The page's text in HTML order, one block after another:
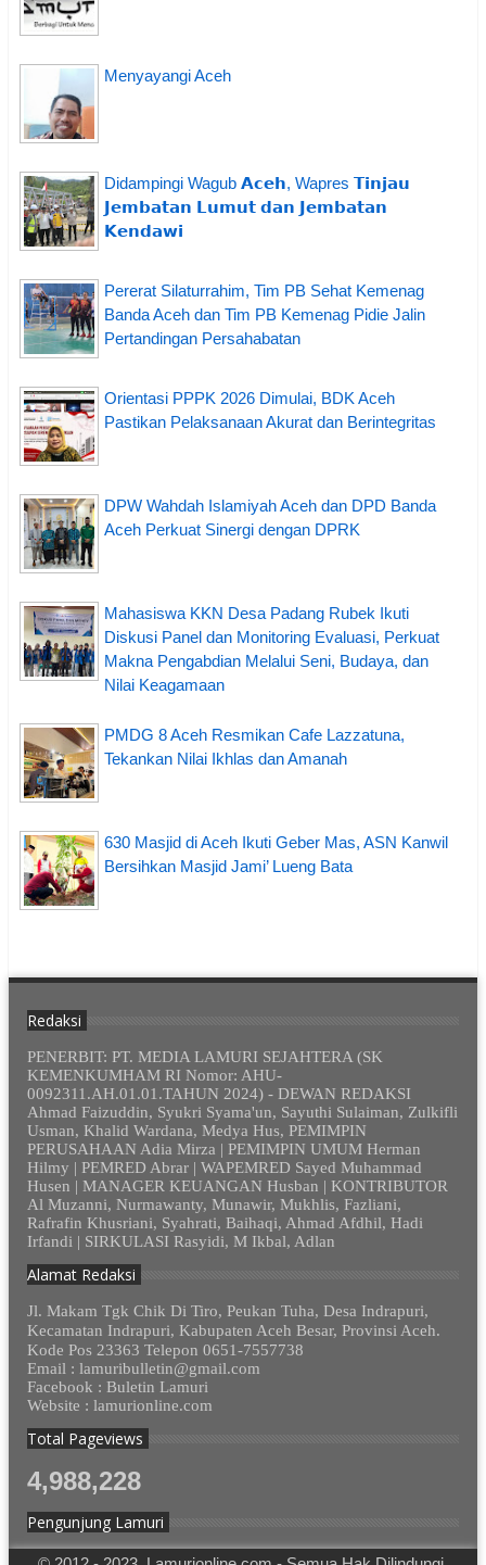
Menyayangi Aceh
Didampingi Wagub 𝗔𝗰𝗲𝗵, Wapres 𝗧𝗶𝗻𝗷𝗮𝘂
𝗝𝗲𝗺𝗯𝗮𝘁𝗮𝗻 𝗟𝘂𝗺𝘂𝘁 𝗱𝗮𝗻 𝗝𝗲𝗺𝗯𝗮𝘁𝗮𝗻
𝗞𝗲𝗻𝗱𝗮𝘄𝗶
Pererat Silaturrahim, Tim PB Sehat Kemenag
Banda Aceh dan Tim PB Kemenag Pidie Jalin
Pertandingan Persahabatan
Orientasi PPPK 2026 Dimulai, BDK Aceh
Pastikan Pelaksanaan Akurat dan Berintegritas
DPW Wahdah Islamiyah Aceh dan DPD Banda
Aceh Perkuat Sinergi dengan DPRK
Mahasiswa KKN Desa Padang Rubek Ikuti
Diskusi Panel dan Monitoring Evaluasi, Perkuat
Makna Pengabdian Melalui Seni, Budaya, dan
Nilai Keagamaan
PMDG 8 Aceh Resmikan Cafe Lazzatuna,
Tekankan Nilai Ikhlas dan Amanah
630 Masjid di Aceh Ikuti Geber Mas, ASN Kanwil
Bersihkan Masjid Jami’ Lueng Bata
Redaksi
PENERBIT: PT. MEDIA LAMURI SEJAHTERA (SK
KEMENKUMHAM RI Nomor: AHU-
0092311.AH.01.01.TAHUN 2024) - DEWAN REDAKSI
Ahmad Faizuddin, Syukri Syama'un, Sayuthi Sulaiman, Zulkifli
Usman, Khalid Wardana, Medya Hus, PEMIMPIN
PERUSAHAAN Adia Mirza | PEMIMPIN UMUM Herman
Hilmy | PEMRED Abrar | WAPEMRED Sayed Muhammad
Husen | MANAGER KEUANGAN Husban | KONTRIBUTOR
Al Muzanni, Nurmawanty, Munawir, Mukhlis, Fazliani,
Rafrafin Khusriani, Syahrati, Baihaqi, Ahmad Afdhil, Hadi
Irfandi | SIRKULASI Rasyidi, M Ikbal, Adlan
Alamat Redaksi
Jl. Makam Tgk Chik Di Tiro, Peukan Tuha, Desa Indrapuri,
Kecamatan Indrapuri, Kabupaten Aceh Besar, Provinsi Aceh.
Kode Pos 23363 Telepon 0651-7557738
Email : lamuribulletin@gmail.com
Facebook : Buletin Lamuri
Website : lamurionline.com
Total Pageviews
4,988,228
Pengunjung Lamuri